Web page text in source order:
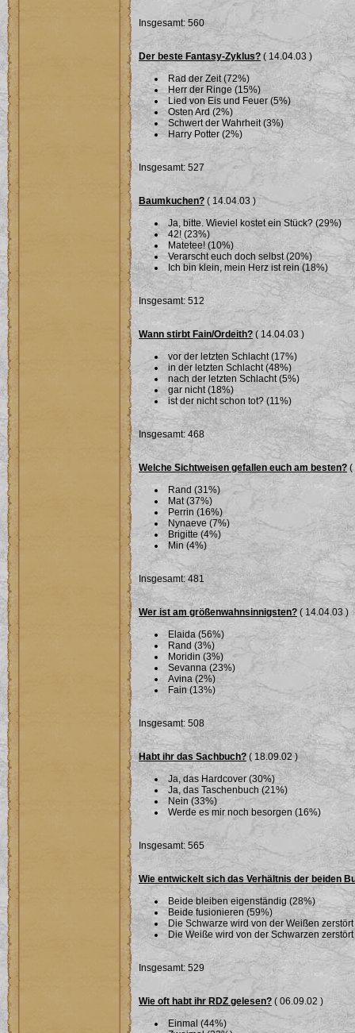
Insgesamt: 560
Der beste Fantasy-Zyklus? ( 14.04.03 )
Rad der Zeit (72%)
Herr der Ringe (15%)
Lied von Eis und Feuer (5%)
Osten Ard (2%)
Schwert der Wahrheit (3%)
Harry Potter (2%)
Insgesamt: 527
Baumkuchen? ( 14.04.03 )
Ja, bitte. Wieviel kostet ein Stück? (29%)
42! (23%)
Matetee! (10%)
Verarscht euch doch selbst (20%)
Ich bin klein, mein Herz ist rein (18%)
Insgesamt: 512
Wann stirbt Fain/Ordeith? ( 14.04.03 )
vor der letzten Schlacht (17%)
in der letzten Schlacht (48%)
nach der letzten Schlacht (5%)
gar nicht (18%)
ist der nicht schon tot? (11%)
Insgesamt: 468
Welche Sichtweisen gefallen euch am besten? (
Rand (31%)
Mat (37%)
Perrin (16%)
Nynaeve (7%)
Brigitte (4%)
Min (4%)
Insgesamt: 481
Wer ist am größenwahnsinnigsten? ( 14.04.03 )
Elaida (56%)
Rand (3%)
Moridin (3%)
Sevanna (23%)
Avina (2%)
Fain (13%)
Insgesamt: 508
Habt ihr das Sachbuch? ( 18.09.02 )
Ja, das Hardcover (30%)
Ja, das Taschenbuch (21%)
Nein (33%)
Werde es mir noch besorgen (16%)
Insgesamt: 565
Wie entwickelt sich das Verhältnis der beiden
Beide bleiben eigenständig (28%)
Beide fusionieren (59%)
Die Schwarze wird von der Weißen
Die Weiße wird von der Schwarzen
Insgesamt: 529
Wie oft habt ihr RDZ gelesen? ( 06.09.02 )
Einmal (44%)